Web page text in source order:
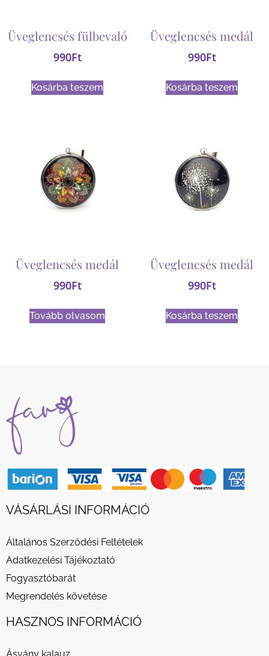
Üveglencsés fülbevaló
990Ft
Kosárba teszem
Üveglencsés medál
990Ft
Kosárba teszem
Üveglencsés medál
990Ft
Tovább olvasom
Üveglencsés medál
990Ft
Kosárba teszem
VÁSÁRLÁSI INFORMÁCIÓ
Általános Szerződési Feltételek
Adatkezelési Tájékoztató
Fogyasztóbarát
Megrendelés követése
HASZNOS INFORMÁCIÓ
Ásvány kalauz